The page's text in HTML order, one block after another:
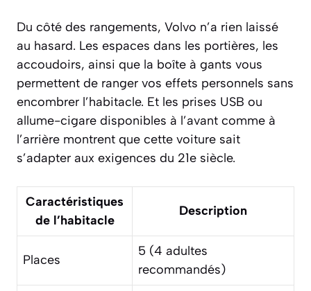
Du côté des rangements, Volvo n’a rien laissé
au hasard. Les espaces dans les portières, les
accoudoirs, ainsi que la boîte à gants vous
permettent de ranger vos effets personnels sans
encombrer l’habitacle. Et les prises USB ou
allume-cigare disponibles à l’avant comme à
l’arrière montrent que cette voiture sait
s’adapter aux exigences du 21e siècle.
Caractéristiques
de l’habitacle
Description
Places
5 (4 adultes
recommandés)